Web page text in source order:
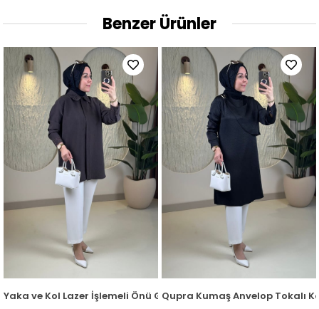
Benzer Ürünler
2003
Düğmeli Kadın Tunik Sarı KSR 2003
Yaka ve Kol Lazer İşlemeli Önü Gizli Düğmeli Kadın Tunik Acı
Qupra Kumaş Anvelop Tokalı